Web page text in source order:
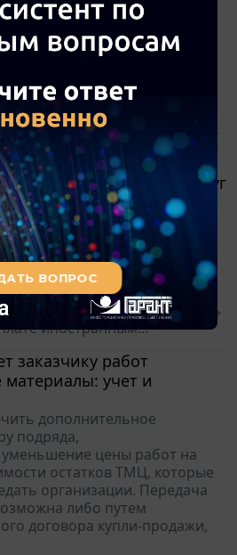
производственным
на их реализацию должна
между отчетными
выполняется
пропорционально доле
отчетного периода...
функций налогового
прибыль при
организацией услуг
иностранных компаний
в рассматриваемой
будет выполнять
по налогу на прибыль в
у взаимозависимых
телекоммуникационных
будет исчислять и удерживать
иностранным...
заказчику работ
учет и
дополнительное
подряда,
цены работ на
остатков ТМЦ, которые
организации. Передача
либо путем
договора купли-продажи,